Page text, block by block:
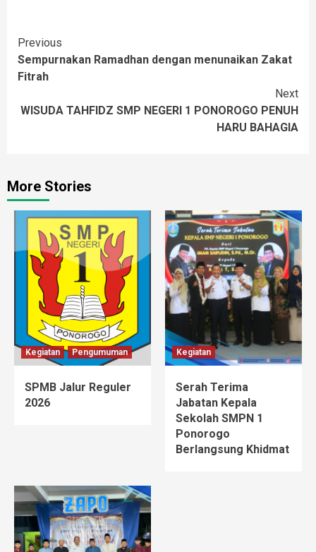
Continue
Reading
Previous
Sempurnakan Ramadhan dengan menunaikan Zakat
Fitrah
Next
WISUDA TAHFIDZ SMP NEGERI 1 PONOROGO PENUH
HARU BAHAGIA
More Stories
Kegiatan Pengumuman
SPMB Jalur Reguler
2026
Kegiatan
Serah Terima
Jabatan Kepala
Sekolah SMPN 1
Ponorogo
Berlangsung Khidmat